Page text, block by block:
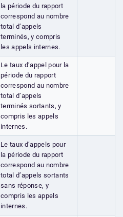
la période du rapport
correspond au nombre
total d’appels
terminés, y compris
les appels internes.
Le taux d’appel pour la
période du rapport
correspond au nombre
total d’appels
terminés sortants, y
compris les appels
internes.
Le taux d’appels pour
la période du rapport
correspond au nombre
total d’appels sortants
sans réponse, y
compris les appels
internes.